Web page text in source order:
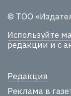
© ТОО
Используйте
редакции и с
Редакция
Реклама в